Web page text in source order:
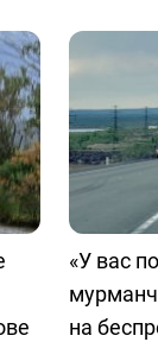
«У вас
на